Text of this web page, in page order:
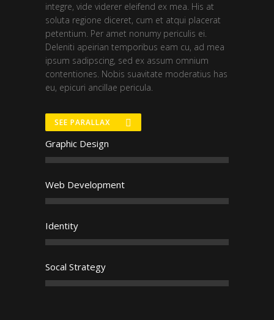
integre, vide viderer eleifend ex mea. His at
soluta regione diceret, cum et atqui placerat
petentium. Per amet nonumy periculis ei.
Deleniti apeirian temporibus eam cu, ad mea
ipsum sadipscing, sed ex assum omnium
contentiones. Nobis suavitate moderatius has
eu, epicuri ancillae pericula.
SEE PARALLAX
Graphic Design
Web Development
Identity
Socal Strategy